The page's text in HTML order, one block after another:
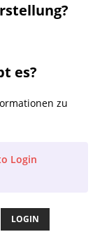
es?
zu
Login
LOGIN